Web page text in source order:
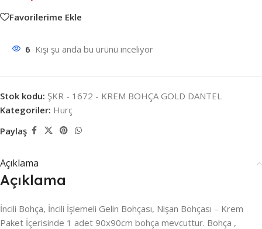
Favorilerime Ekle
6 Kişi şu anda bu ürünü inceliyor
Stok kodu: ŞKR - 1672 - KREM BOHÇA GOLD DANTEL
Kategoriler: Hurç
Paylaş
Açıklama
Açıklama
İncili Bohça, İncili İşlemeli Gelin Bohçası, Nişan Bohçası – Krem
Paket İçerisinde 1 adet 90x90cm bohça mevcuttur. Bohça ,